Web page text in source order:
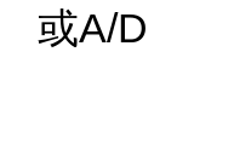
或A/D